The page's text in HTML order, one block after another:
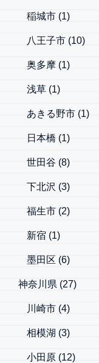
稲城市 (1)
八王子市 (10)
奥多摩 (1)
浅草 (1)
あきる野市 (1)
日本橋 (1)
世田谷 (8)
下北沢 (3)
福生市 (2)
新宿 (1)
墨田区 (6)
神奈川県 (27)
川崎市 (4)
相模湖 (3)
小田原 (12)